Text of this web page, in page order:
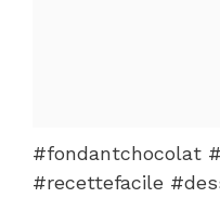
#fondantchocolat
#recettefacile